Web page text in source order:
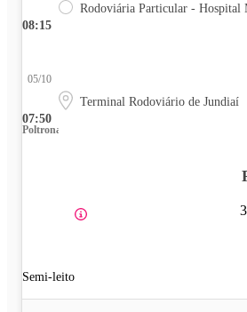
08:15
Rodoviária Particular - Hospital
07:50
05/10
Terminal Rodoviário de Jundiaí
Poltrona
Semi-leito